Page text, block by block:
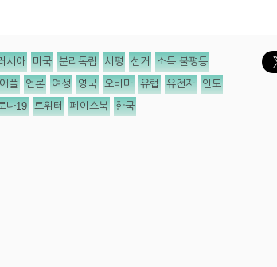
시아 미국 분리독립 서평 선거 소득 불평등
애플 언론 여성 영국 오바마 유럽 유전자 인도
나19 트위터 페이스북 한국